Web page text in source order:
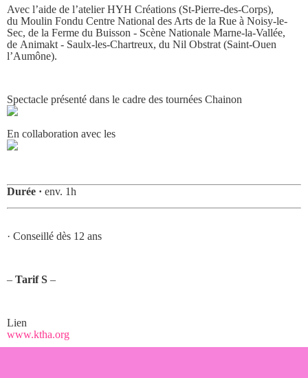
Avec l’aide de l’atelier HYH Créations (St-Pierre-des-Corps),
du Moulin Fondu Centre National des Arts de la Rue à Noisy-le-
Sec, de la Ferme du Buisson - Scène Nationale Marne-la-Vallée,
de Animakt - Saulx-les-Chartreux, du Nil Obstrat (Saint-Ouen
l’Aumône).
Spectacle présenté dans le cadre des tournées Chainon
En collaboration avec les
Durée · env. 1h
· Conseillé dès 12 ans
– Tarif S –
Lien
www.ktha.org